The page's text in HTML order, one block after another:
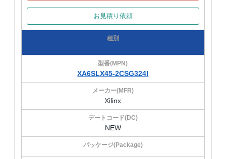
お見積り依頼
XA6SLX45-2CSG324I
Xilinx
NEW